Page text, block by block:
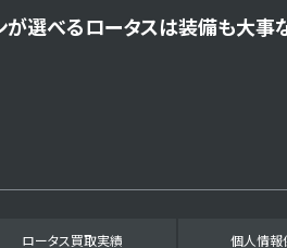
が選べるロータスは装備も大事
ロータス買取実績 個人情報